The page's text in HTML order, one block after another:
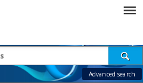
Advanced search